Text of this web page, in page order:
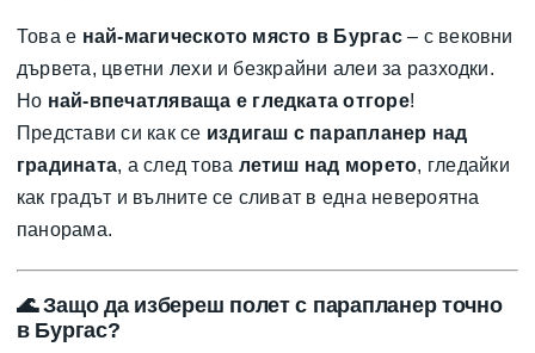
Това е най-магическото място в Бургас– с вековни
дървета, цветни лехи и безкрайни алеи за разходки.
Но най-впечатляваща е гледката отгоре!
Представи си как се издигаш с парапланер над
градината, а след това летиш над морето, гледайки
как градът и вълните се сливат в една невероятна
панорама.
🌊Защо да избереш полет с парапланер точно
в Бургас?